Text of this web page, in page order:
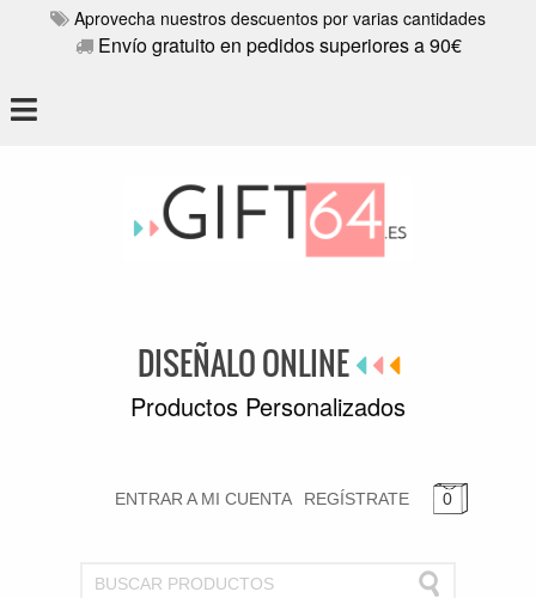
Aprovecha nuestros descuentos por varias cantidades
Envío gratuito en pedidos superiores a 90€
DISEÑALO ONLINE
Productos Personalizados
0
REGÍSTRATE
ENTRAR A MI CUENTA